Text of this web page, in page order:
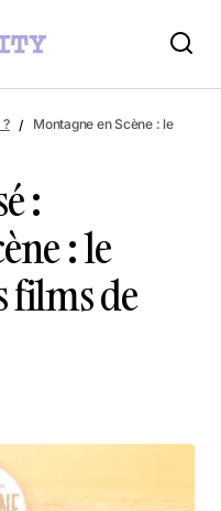
Montagne en Scène : le
:
: le
films de